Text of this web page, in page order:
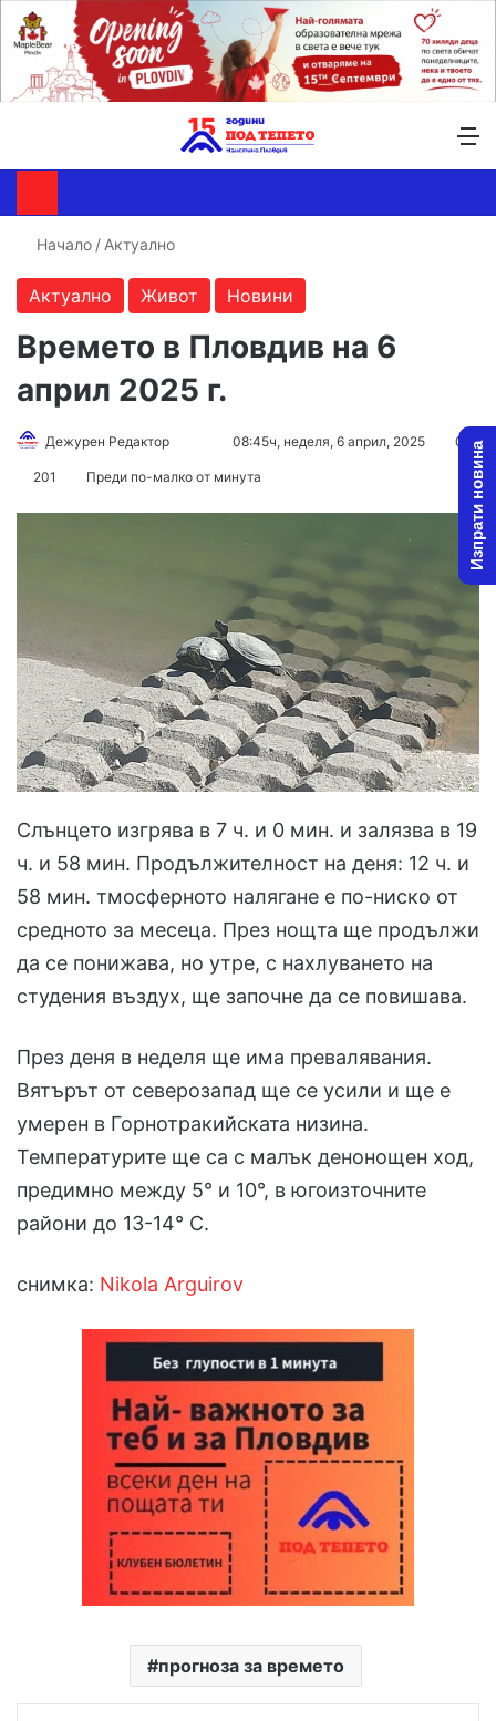
Начало / Актуално
Актуално Живот Новини
Времето в Пловдив на 6
април 2025 г.
Дежурен Редактор
Send08:45ч, неделя, 6 април, 2025 0
201 Преди по-малко от минута
Слънцето изгрява в 7 ч. и 0 мин. и залязва в 19
ч. и 58 мин. Продължителност на деня: 12 ч. и
58 мин. тмосферното налягане е по-ниско от
средното за месеца. През нощта ще продължи
да се понижава, но утре, с нахлуването на
студения въздух, ще започне да се повишава.
През деня в неделя ще има превалявания.
Вятърът от северозапад ще се усили и ще е
умерен в Горнотракийската низина.
Температурите ще са с малък денонощен ход,
предимно между 5° и 10°, в югоизточните
райони до 13-14° С.
снимка: Nikola Arguirov
прогноза за времето
Изпрати новина